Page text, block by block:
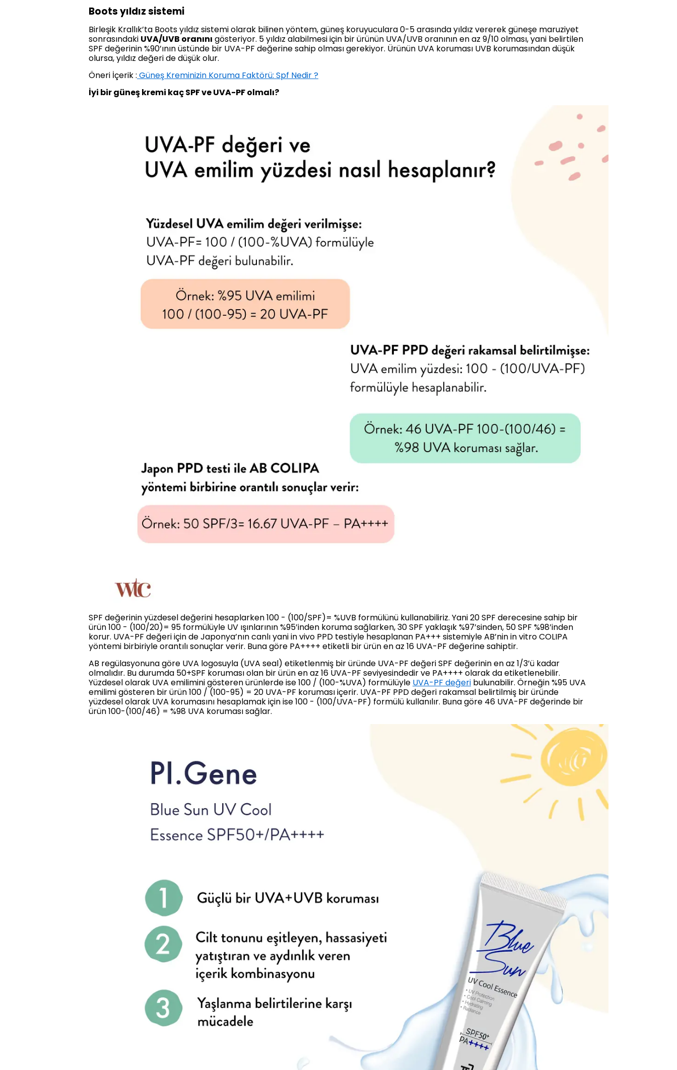
Boots yıldız sistemi
Birleşik Krallık’ta Boots yıldız sistemi olarak bilinen yöntem, güneş koruyuculara 0-5 arasında yıldız vererek güneşe maruziyet
sonrasındaki UVA/UVB oranını gösteriyor. 5 yıldız alabilmesi için bir ürünün UVA/UVB oranının en az 9/10 olması, yani belirtilen
SPF değerinin %90’ının üstünde bir UVA-PF değerine sahip olması gerekiyor. Ürünün UVA koruması UVB korumasından düşük
olursa, yıldız değeri de düşük olur.
Öneri İçerik : Güneş Kreminizin Koruma Faktörü: Spf Nedir ?
İyi bir güneş kremi kaç SPF ve UVA-PF olmalı?
SPF değerinin yüzdesel değerini hesaplarken 100 - (100/SPF)= %UVB formülünü kullanabiliriz. Yani 20 SPF derecesine sahip bir
ürün 100 - (100/20)= 95 formülüyle UV ışınlarının %95’inden koruma sağlarken, 30 SPF yaklaşık %97’sinden, 50 SPF %98’inden
korur. UVA-PF değeri için de Japonya’nın canlı yani in vivo PPD testiyle hesaplanan PA+++ sistemiyle AB’nin in vitro COLIPA
yöntemi birbiriyle orantılı sonuçlar verir. Buna göre PA++++ etiketli bir ürün en az 16 UVA-PF değerine sahiptir.
AB regülasyonuna göre UVA logosuyla (UVA seal) etiketlenmiş bir üründe UVA-PF değeri SPF değerinin en az 1/3’ü kadar
olmalıdır. Bu durumda 50+SPF koruması olan bir ürün en az 16 UVA-PF seviyesindedir ve PA++++ olarak da etiketlenebilir.
Yüzdesel olarak UVA emilimini gösteren ürünlerde ise 100 / (100-%UVA) formülüyle UVA-PF değeri bulunabilir. Örneğin %95 UVA
emilimi gösteren bir ürün 100 / (100-95) = 20 UVA-PF koruması içerir. UVA-PF PPD değeri rakamsal belirtilmiş bir üründe
yüzdesel olarak UVA korumasını hesaplamak için ise 100 - (100/UVA-PF) formülü kullanılır. Buna göre 46 UVA-PF değerinde bir
ürün 100-(100/46) = %98 UVA koruması sağlar.